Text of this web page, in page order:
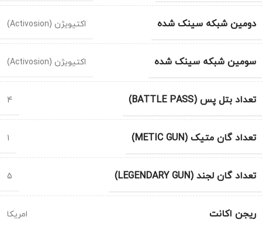
دومین شبکه سینک شده اکتیویژن (Activosion)
سومین شبکه سینک شده اکتیویژن (Activosion)
تعداد بتل پس (BATTLE PASS) 4
تعداد گان متیک (METIC GUN) 1
تعداد گان لجند (LEGENDARY GUN) 5
ریجن اکانت امریکا